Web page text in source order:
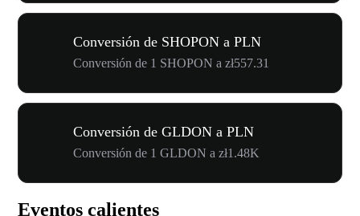
Conversión de SHOPON a PLN
Conversión de 1 SHOPON a zł557.31
Conversión de GLDON a PLN
Conversión de 1 GLDON a zł1.48K
Eventos calientes